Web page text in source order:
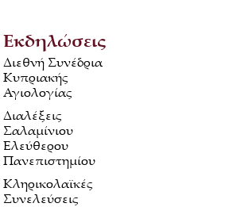
Εκδηλώσεις
Διεθνή Συνέδρια
Κυπριακής
Αγιολογίας
Διαλέξεις
Σαλαμίνιου
Ελεύθερου
Πανεπιστημίου
Κληρικολαϊκές
Συνελεύσεις